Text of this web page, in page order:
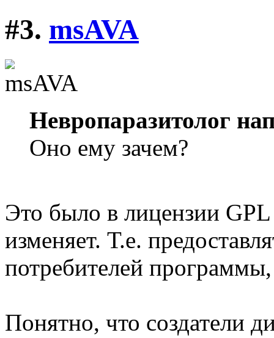
#3. msAVA
Невропаразитолог
Оно ему зачем?
Это было в лицензии
изменяет. Т.е.
потребителей
Понятно, что создатели